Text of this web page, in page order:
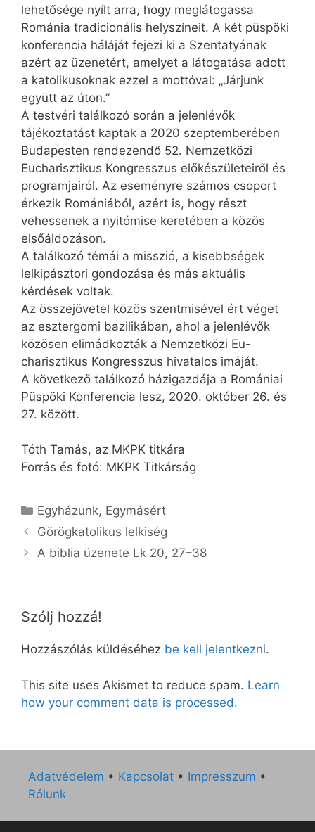
lehetősége nyílt arra, hogy meglátogassa
Románia tradicionális helyszíneit. A két püspöki
konferencia háláját fejezi ki a Szentatyának
azért az üzenetért, amelyet a látogatása adott
a katolikusoknak ezzel a mottóval: „Járjunk
együtt az úton.”
A testvéri találkozó során a jelenlévők
tájékoztatást kaptak a 2020 szeptemberében
Budapesten rendezendő 52. Nemzetközi
Eucharisztikus Kongresszus előkészületeiről és
programjairól. Az eseményre számos csoport
érkezik Romániából, azért is, hogy részt
vehessenek a nyitómise keretében a közös
elsőáldozáson.
A találkozó témái a misszió, a kisebbségek
lelkipásztori gondozása és más aktuális
kérdések voltak.
Az összejövetel közös szentmisével ért véget
az esztergomi bazilikában, ahol a jelenlévők
közösen elimádkozták a Nemzetközi Eu-
charisztikus Kongresszus hivatalos imáját.
A következő találkozó házigazdája a Romániai
Püspöki Konferencia lesz, 2020. október 26. és
27. között.
Tóth Tamás, az MKPK titkára
Forrás és fotó: MKPK Titkárság
Kategória
Egyházunk, Egymásért
Görögkatolikus lelkiség
A biblia üzenete Lk 20, 27–38
Szólj hozzá!
Hozzászólás küldéséhez be kell jelentkezni.
This site uses Akismet to reduce spam. Learn
how your comment data is processed.
Adatvédelem • Kapcsolat • Impresszum •
Rólunk